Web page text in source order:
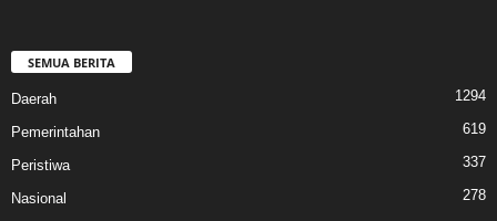
SEMUA BERITA
Daerah 1294
Pemerintahan 619
Peristiwa 337
Nasional
278